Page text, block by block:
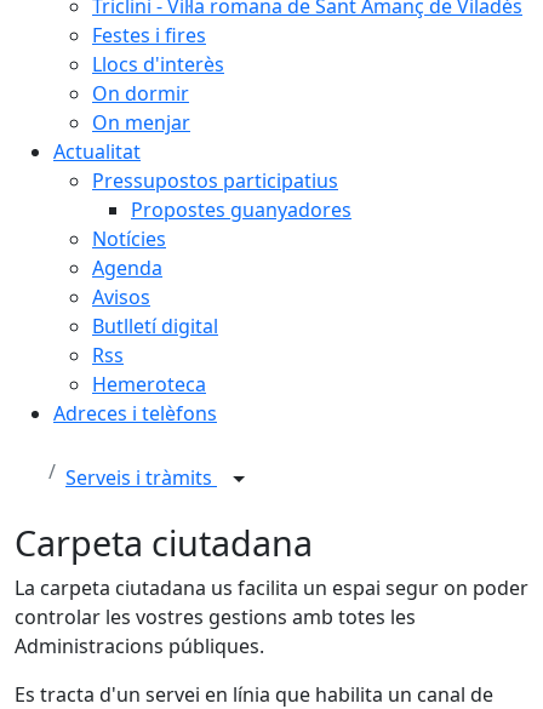
Triclini - Vil·la romana de Sant Amanç de Viladés
Festes i fires
Llocs d'interès
On dormir
On menjar
Actualitat
Pressupostos participatius
Propostes guanyadores
Notícies
Agenda
Avisos
Butlletí digital
Rss
Hemeroteca
Adreces i telèfons
Serveis i tràmits
Carpeta ciutadana
La carpeta ciutadana us facilita un espai segur on poder
controlar les vostres gestions amb totes les
Administracions públiques.
Es tracta d'un servei en línia que habilita un canal de